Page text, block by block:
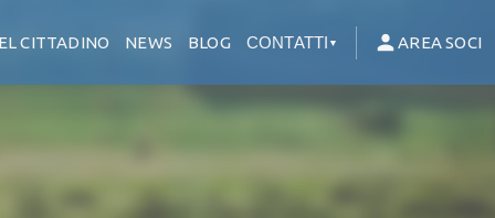
CITTADINO NEWS BLOG CONTATTI ▼ AREA SOCI